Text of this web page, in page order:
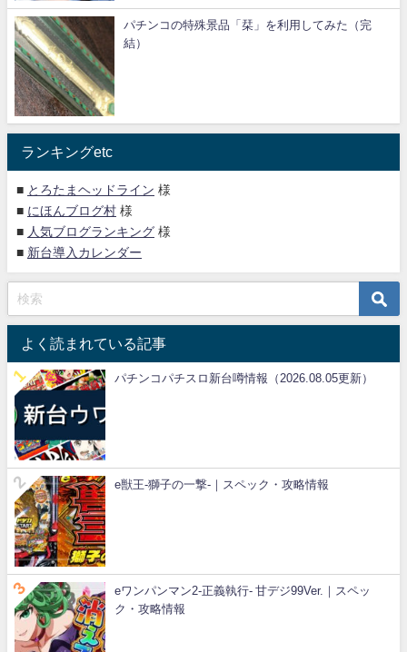
パチンコの特殊景品「栞」を利用してみた（完
結）
ランキングetc
■ とろたまヘッドライン 様
■ にほんブログ村 様
■ 人気ブログランキング 様
■ 新台導入カレンダー
よく読まれている記事
パチンコパチスロ新台噂情報（2026.08.05更新）
e獣王-獅子の一撃-｜スペック・攻略情報
eワンパンマン2-正義執行- 甘デジ99Ver.｜スペッ
ク・攻略情報